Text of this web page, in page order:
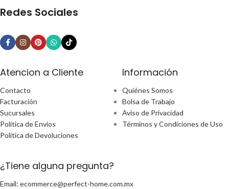
Redes Sociales
Atencion a Cliente
Contacto
Facturación
Sucursales
Política de Envíos
Política de Devoluciones
Información
Quiénes Somos
Bolsa de Trabajo
Aviso de Privacidad
Términos y Condiciones de Uso
¿Tiene alguna pregunta?
Email: ecommerce@perfect-home.com.mx